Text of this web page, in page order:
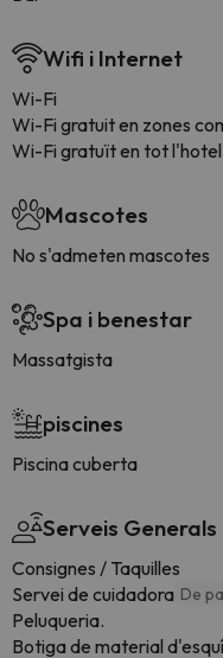
Wifi i Internet
Wi-Fi
Wi-Fi gratuit en zones
Wi-Fi gratuït en tot l'hotel
Mascotes
No s'admeten mascotes
Spa i benestar
Massatgista
piscines
Piscina cuberta
Serveis
Consignes / Taquilles
Servei de cuidadora De
Peluqueria.
Botiga de material d'esquí